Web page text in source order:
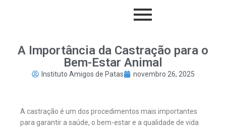
A Importância da Castração para o
Bem-Estar Animal
Instituto Amigos de Patas novembro 26, 2025
A castração é um dos procedimentos mais importantes
para garantir a saúde, o bem-estar e a qualidade de vida